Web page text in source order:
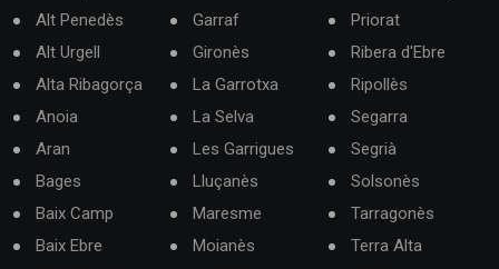
Alt Penedès
Alt Urgell
Alta Ribagorça
Anoia
Aran
Bages
Baix Camp
Baix Ebre
Garraf
Gironès
La Garrotxa
La Selva
Les Garrigues
Lluçanès
Maresme
Moianès
Priorat
Ribera d'Ebre
Ripollès
Segarra
Segrià
Solsonès
Tarragonès
Terra Alta